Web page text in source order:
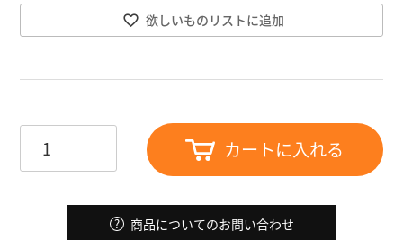
欲しいものリストに追加
カートに入れる
商品についてのお問い合わせ